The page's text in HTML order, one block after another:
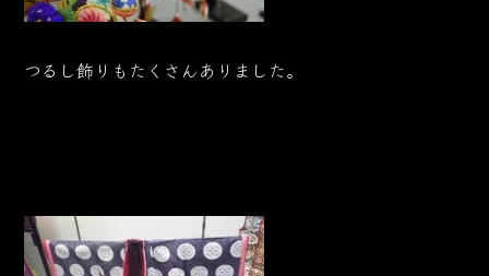
つるし飾りもたくさんありました。